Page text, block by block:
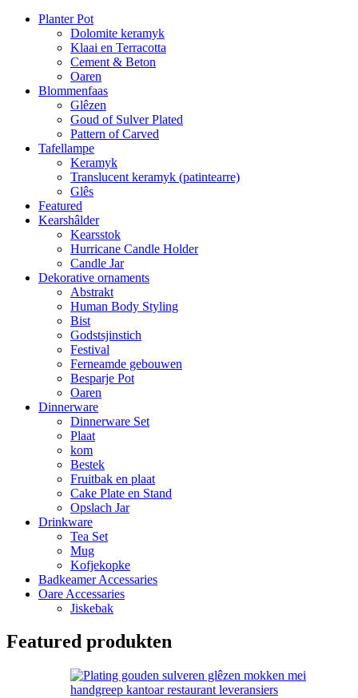
Planter Pot
Dolomite keramyk
Klaai en Terracotta
Cement & Beton
Oaren
Blommenfaas
Glêzen
Goud of Sulver Plated
Pattern of Carved
Tafellampe
Keramyk
Translucent keramyk (patintearre)
Glês
Featured
Kearshâlder
Kearsstok
Hurricane Candle Holder
Candle Jar
Dekorative ornaments
Abstrakt
Human Body Styling
Bist
Godstsjinstich
Festival
Ferneamde gebouwen
Besparje Pot
Oaren
Dinnerware
Dinnerware Set
Plaat
kom
Bestek
Fruitbak en plaat
Cake Plate en Stand
Opslach Jar
Drinkware
Tea Set
Mug
Kofjekopke
Badkeamer Accessaries
Oare Accessaries
Jiskebak
Featured produkten